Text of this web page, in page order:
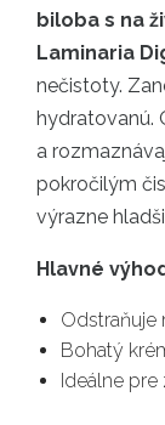
biloba s na
Laminaria
nečistoty.
hydratovanú.
a
pokročilým
výrazne
Hlavné
Odstraňuje
Bohatý
Ideálne pre